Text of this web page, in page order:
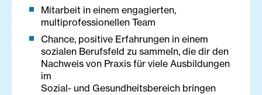
Mitarbeit in einem engagierten,
multiprofessionellen Team
Chance, positive Erfahrungen in einem
sozialen Berufsfeld zu sammeln, die dir den
Nachweis von Praxis für viele Ausbildungen
im
Sozial- und Gesundheitsbereich bringen